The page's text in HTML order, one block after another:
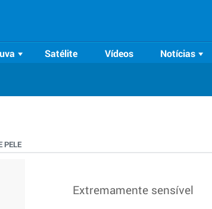
Satélite Vídeos Notícias
PELE
Extremamente sensível